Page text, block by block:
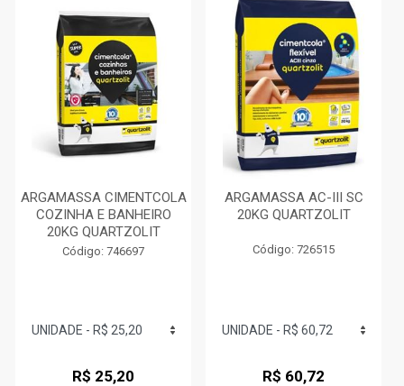
ARGAMASSA CIMENTCOLA
COZINHA E BANHEIRO
20KG QUARTZOLIT
Código: 746697
R$ 25,20
ARGAMASSA AC-III SC
20KG QUARTZOLIT
Código: 726515
R$ 60,72